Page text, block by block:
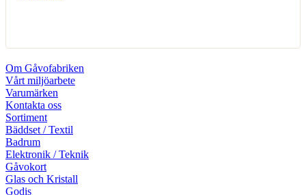
Om Gåvofabriken
Vårt miljöarbete
Varumärken
Kontakta oss
Sortiment
Bäddset / Textil
Badrum
Elektronik / Teknik
Gåvokort
Glas och Kristall
Godis